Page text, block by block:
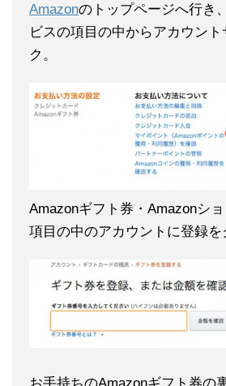
Amazonのトップページへ行き
ビスの項目の中からアカウン
ク。
Amazonギフト券・Amazonシ
項目の中のアカウントに登録を